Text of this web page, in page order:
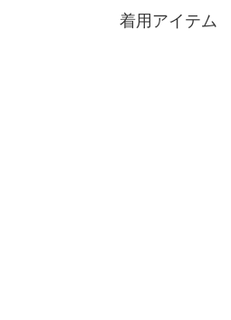
着用アイテム